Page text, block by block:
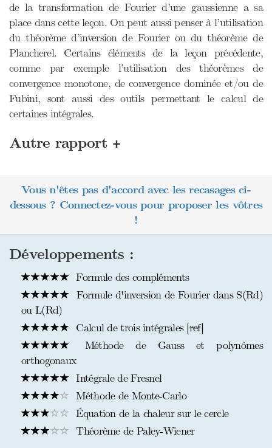
de la transformation de Fourier d’une gaussienne a sa
place dans cette leçon. On peut aussi penser à l’utilisation
du théorème d’inversion de Fourier ou du théorème de
Plancherel. Certains éléments de la leçon précédente,
comme par exemple l’utilisation des théorèmes de
convergence monotone, de convergence dominée et/ou de
Fubini, sont aussi des outils permettant le calcul de
certaines intégrales.
Autre rapport +
Vous n'êtes pas d'accord avec les recasages ci-
dessous ? Connectez-vous pour proposer les vôtres
!
Développements :
Formule des compléments
Formule d'inversion de Fourier dans S(Rd)
ou L(Rd)
Calcul de trois intégrales [ref]
Méthode de Gauss et polynômes
orthogonaux
Intégrale de Fresnel
Méthode de Monte-Carlo
Équation de la chaleur sur le cercle
Théorème de Paley-Wiener